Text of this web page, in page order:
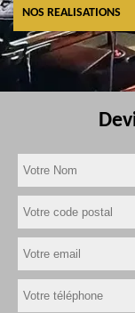
NOS REALISATIONS